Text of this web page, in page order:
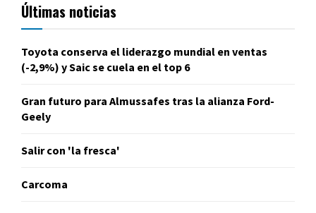
Últimas noticias
Toyota conserva el liderazgo mundial en ventas
(-2,9%) y Saic se cuela en el top 6
Gran futuro para Almussafes tras la alianza Ford-
Geely
Salir con 'la fresca'
Carcoma